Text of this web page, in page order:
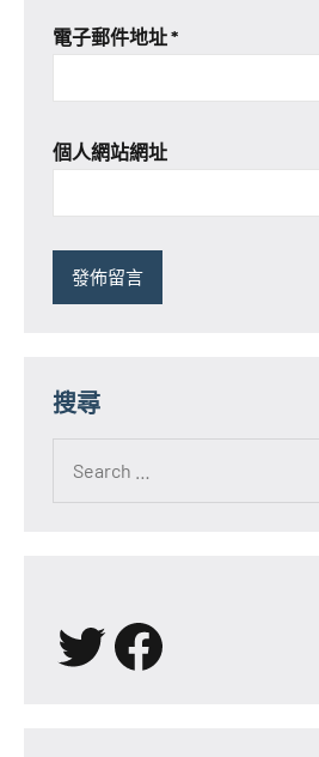
電子郵件地址*
個人網站網址
搜尋
for:
X Facebook